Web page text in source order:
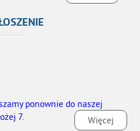
ponownie do naszej
7.
Więcej